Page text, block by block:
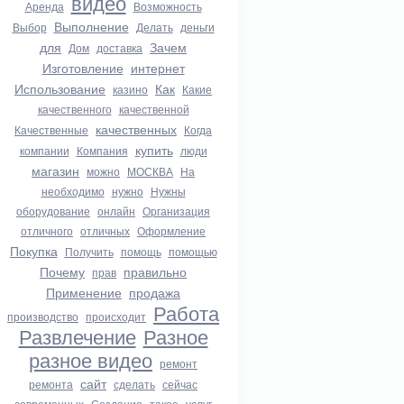
Аренда
Возможность
Выбор Выполнение Делать деньги
для Дом доставка Зачем
Изготовление интернет
Использование казино Как Какие
качественного качественной
Качественные качественных Когда
компании Компания купить люди
магазин можно МОСКВА На
необходимо нужно Нужны
оборудование онлайн Организация
отличного отличных Оформление
Покупка Получить помощь помощью
Почему прав правильно
Применение продажа
производство происходит Работа
Развлечение Разное
разное видео ремонт
ремонта сайт сделать сейчас